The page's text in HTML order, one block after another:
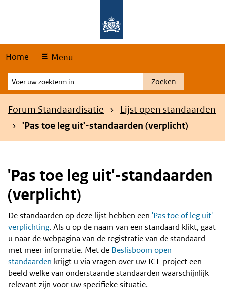
Home Menu
Voer
uw
zoekterm
Zoeken
Kruimelpad
Forum Standaardisatie
Lijst open standaarden
'Pas toe leg uit'-standaarden (verplicht)
'Pas toe leg uit'-standaarden
(verplicht)
Content
De standaarden op deze lijst hebben een 'Pas toe of leg uit'-
verplichting. Als u op de naam van een standaard klikt, gaat
u naar de webpagina van de registratie van de standaard
met meer informatie. Met de Beslisboom open
standaarden krijgt u via vragen over uw ICT-project een
beeld welke van onderstaande standaarden waarschijnlijk
relevant zijn voor uw specifieke situatie.